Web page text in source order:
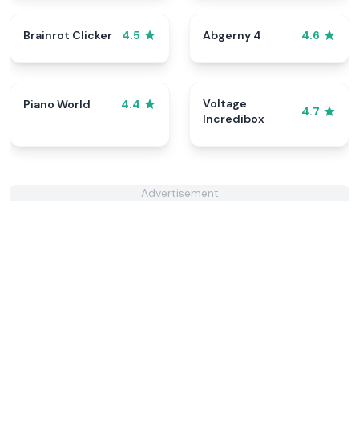
Brainrot Clicker 4.5 Abgerny 4 4.6
Piano World 4.4
Voltage
Incredibox
4.7
Advertisement